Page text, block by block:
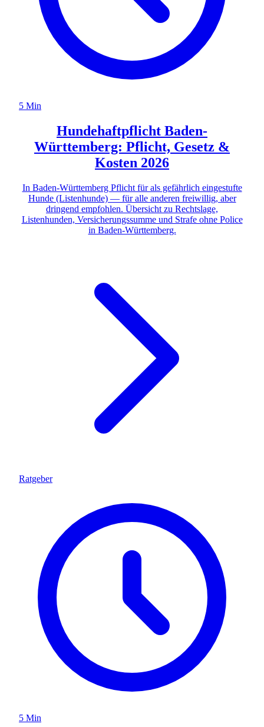
5 Min
Hundehaftpflicht Baden-
Württemberg: Pflicht, Gesetz &
Kosten 2026
In Baden-Württemberg Pflicht für als gefährlich eingestufte
Hunde (Listenhunde) — für alle anderen freiwillig, aber
dringend empfohlen. Übersicht zu Rechtslage,
Listenhunden, Versicherungssumme und Strafe ohne Police
in Baden-Württemberg.
Ratgeber
5 Min